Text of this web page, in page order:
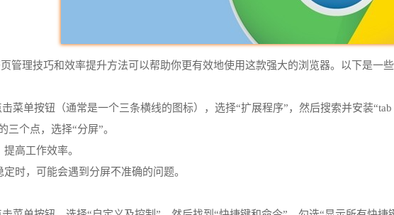
管理技巧和效率提升方法可以帮助你更有效地使用这款强大的浏览器。以下是一
菜单按钮（通常是一个三条横线的图标），选择“扩展程序”，然后搜索并安装
个点，选择“分屏”。
高工作效率。
时，可能会遇到分屏不准确的问题。